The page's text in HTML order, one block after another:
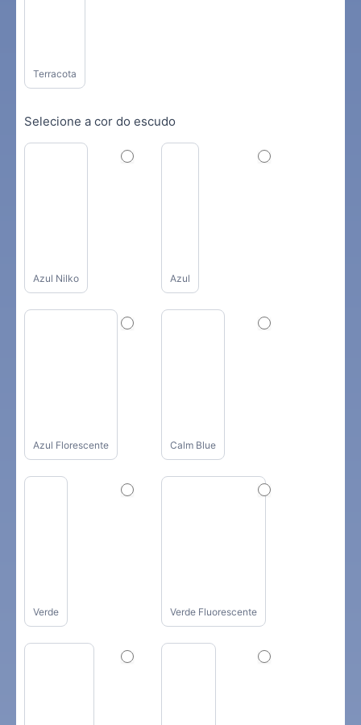
Terracota
Selecione a cor do escudo
Azul Nilko Azul
Azul Florescente Calm Blue
Verde Verde Fluorescente